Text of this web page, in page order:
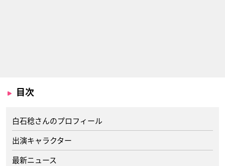
目次
白石稔さんのプロフィール
出演キャラクター
最新ニュース